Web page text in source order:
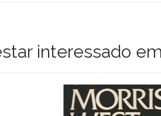
interessado